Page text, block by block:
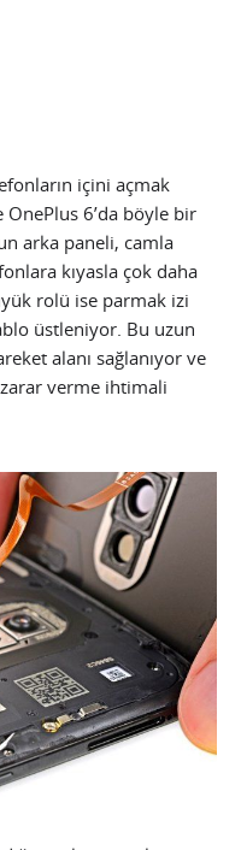
içini açmak
OnePlus 6’da böyle bir
arka paneli, camla
kıyasla çok daha
rolü ise parmak izi
üstleniyor. Bu uzun
alanı sağlanıyor ve
verme ihtimali